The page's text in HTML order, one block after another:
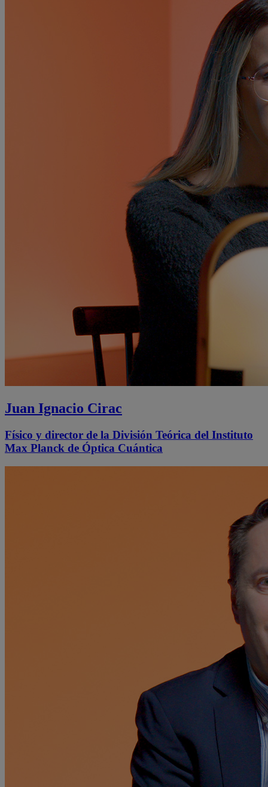
Juan Ignacio Cirac
Físico y director de la División Teórica del Instituto
Max Planck de Óptica Cuántica